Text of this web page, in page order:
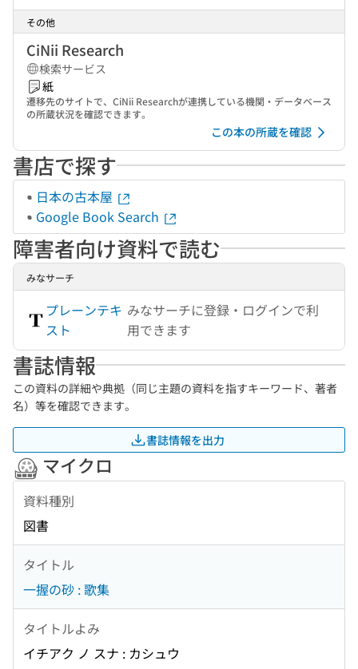
その他
CiNii Research
検索サービス
紙
遷移先のサイトで、CiNii Researchが連携している機関・データベース
の所蔵状況を確認できます。
この本の所蔵を確認
書店で探す
日本の古本屋
Google Book Search
障害者向け資料で読む
みなサーチ
プレーンテキ
スト
みなサーチに登録・ログインで利
用できます
書誌情報
この資料の詳細や典拠（同じ主題の資料を指すキーワード、著者
名）等を確認できます。
書誌情報を出力
マイクロ
資料種別
図書
タイトル
一握の砂 : 歌集
タイトルよみ
イチアク ノ スナ : カシュウ